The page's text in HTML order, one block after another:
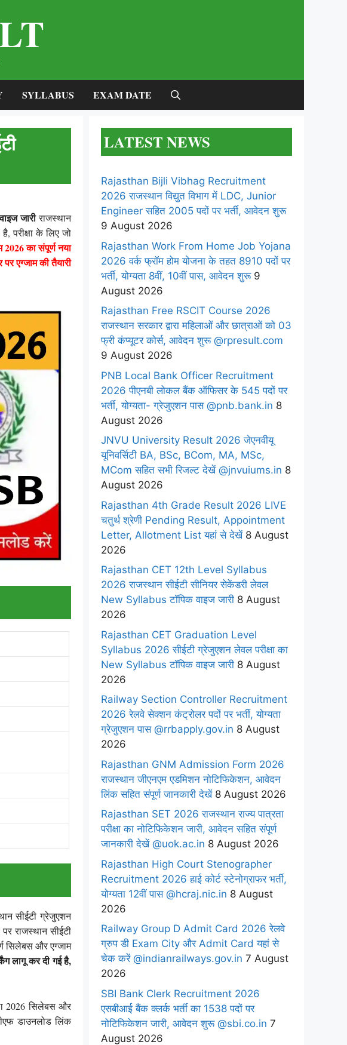
SYLLABUS EXAM DATE
जारीराजस्थान
परीक्षा के लिए जो
का संपूर्ण नया
एग्जाम की तैयारी
सीईटी ग्रेजुएशन
राजस्थान सीईटी
सिलेबस और एग्जाम
लागू कर दी गई है,
2026 सिलेबस और
डाउनलोड लिंक
LATEST NEWS
Rajasthan Bijli Vibhag Recruitment
2026 राजस्थान विद्युत विभाग में LDC, Junior
Engineer सहित 2005 पदों पर भर्ती, आवेदन शुरू
9 August 2026
Rajasthan Work From Home Job Yojana
2026 वर्क फ्रॉम होम योजना के तहत 8910 पदों पर
भर्ती, योग्यता 8वीं, 10वीं पास, आवेदन शुरू9
August 2026
Rajasthan Free RSCIT Course 2026
राजस्थान सरकार द्वारा महिलाओं और छात्राओं को 03
फ्री कंप्यूटर कोर्स, आवेदन शुरू @rpresult.com
9 August 2026
PNB Local Bank Officer Recruitment
2026 पीएनबी लोकल बैंक ऑफिसर के 545 पदों पर
भर्ती, योग्यता- ग्रेजुएशन पास @pnb.bank.in 8
August 2026
JNVU University Result 2026 जेएनवीयू
यूनिवर्सिटी BA, BSc, BCom, MA, MSc,
MCom सहित सभी रिजल्ट देखें @jnvuiums.in 8
August 2026
Rajasthan 4th Grade Result 2026 LIVE
चतुर्थ श्रेणी Pending Result, Appointment
Letter, Allotment List यहां से देखें8 August
2026
Rajasthan CET 12th Level Syllabus
2026 राजस्थान सीईटी सीनियर सेकेंडरी लेवल
New Syllabus टॉपिक वाइज जारी 8 August
2026
Rajasthan CET Graduation Level
Syllabus 2026 सीईटी ग्रेजुएशन लेवल परीक्षा का
New Syllabus टॉपिक वाइज जारी 8 August
2026
Railway Section Controller Recruitment
2026 रेलवे सेक्शन कंट्रोलर पदों पर भर्ती, योग्यता
ग्रेजुएशन पास @rrbapply.gov.in 8 August
2026
Rajasthan GNM Admission Form 2026
राजस्थान जीएनएम एडमिशन नोटिफिकेशन, आवेदन
लिंक सहित संपूर्ण जानकारी देखें8 August 2026
Rajasthan SET 2026 राजस्थान राज्य पात्रता
परीक्षा का नोटिफिकेशन जारी, आवेदन सहित संपूर्ण
जानकारी देखें @uok.ac.in 8 August 2026
Rajasthan High Court Stenographer
Recruitment 2026 हाई कोर्ट स्टेनोग्राफर भर्ती,
योग्यता 12वीं पास @hcraj.nic.in 8 August
2026
Railway Group D Admit Card 2026 रेलवे
ग्रुप डी Exam City और Admit Card यहां से
चेक करें @indianrailways.gov.in 7 August
2026
SBI Bank Clerk Recruitment 2026
एसबीआई बैंक क्लर्क भर्ती का 1538 पदों पर
नोटिफिकेशन जारी, आवेदन शुरू @sbi.co.in 7
August 2026